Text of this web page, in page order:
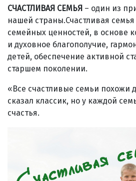
СЧАСТЛИВАЯ СЕМЬЯ – один из
нашей страны.Счастливая
семейных ценностей, в основе
и духовное благополучие,
детей, обеспечение активной
старшем поколении.
«Все счастливые семьи похожи
сказал классик, но у каждой
счастья.